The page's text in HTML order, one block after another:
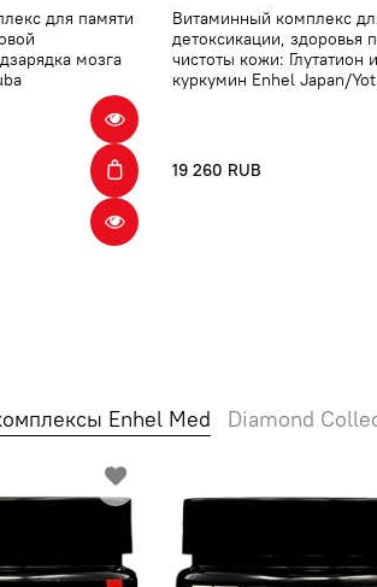
для памяти
мозга
Витаминный комплекс
детоксикации, здоровья
чистоты кожи: Глутатион
куркумин Enhel Japan/
19 260 RUB
Enhel Med Diamond